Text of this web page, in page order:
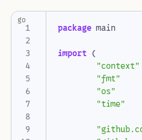
1
2
4
5
6
7
8
9
package main
import (
"context"
"fmt"
"os"
"time"
go